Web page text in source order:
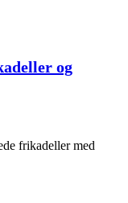
og
frikadeller med